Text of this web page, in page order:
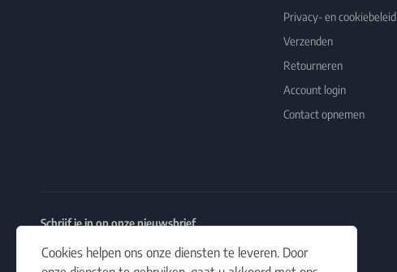
Cookies helpen ons onze diensten te leveren. Door
Privacy- en cookiebeleid
Verzenden
Retourneren
Account login
Contact opnemen
Schrijf je in op onze nieuwsbrief